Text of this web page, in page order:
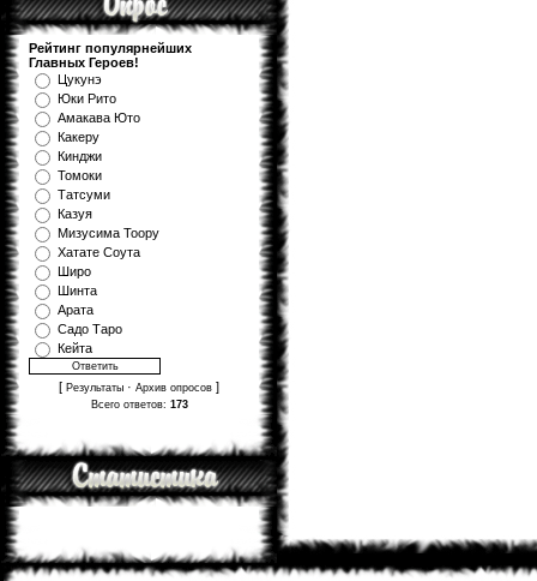
Рейтинг популярнейших
Главных Героев!
Цукунэ
Юки Рито
Амакава Юто
Какеру
Кинджи
Томоки
Татсуми
Казуя
Мизуcима Тоору
Хатате Соута
Широ
Шинта
Арата
Садо Таро
Кейта
[ Результаты · Архив опросов ]
Всего ответов: 173